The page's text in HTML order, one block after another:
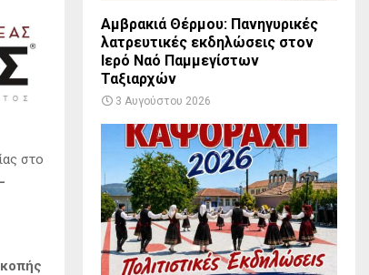
στο
Αμβρακιά Θέρμου: Πανηγυρικές
λατρευτικές εκδηλώσεις στον
Ιερό Ναό Παμμεγίστων
Ταξιαρχών
3 Αυγούστου 2026